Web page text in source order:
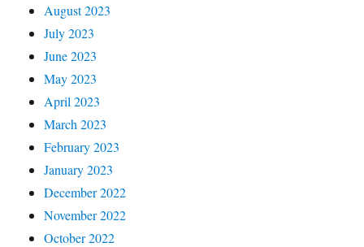
August 2023
July 2023
June 2023
May 2023
April 2023
March 2023
February 2023
January 2023
December 2022
November 2022
October 2022